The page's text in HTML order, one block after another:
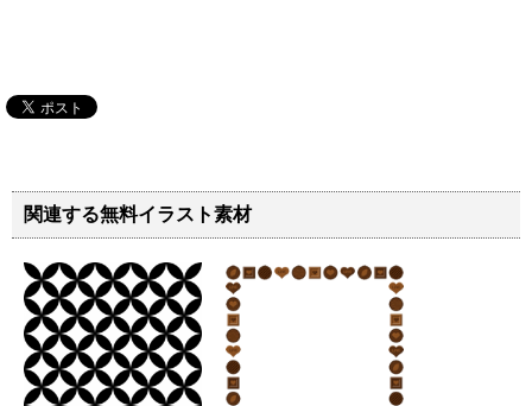
関連する無料イラスト素材